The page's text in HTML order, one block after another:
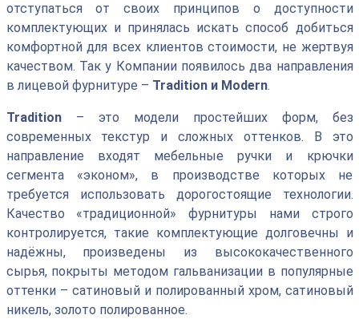
отступаться от своих принципов о доступности
комплектующих и принялась искать способ добиться
комфортной для всех клиентов стоимости, не жертвуя
качеством. Так у Компании появилось два направления
в лицевой фурнитуре – Tradition и Modern.
Tradition– это модели простейших форм, без
современных текстур и сложных оттенков. В это
направление входят мебельные ручки и крючки
сегмента «эконом», в производстве которых не
требуется использовать дорогостоящие технологии.
Качество «традиционной» фурнитуры нами строго
контролируется, такие комплектующие долговечны и
надёжны, произведены из высококачественного
сырья, покрыты методом гальванизации в популярные
оттенки – сатиновый и полированный хром, сатиновый
никель, золото полированное.